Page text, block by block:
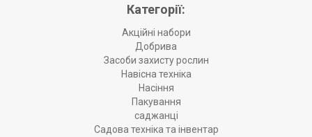
Категорії:
Акційні набори
Добрива
Засоби захисту рослин
Навісна техніка
Насіння
Пакування
саджанці
Садова техніка та інвентар